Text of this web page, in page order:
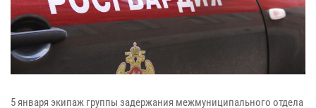
5 января экипаж группы задержания межмуниципального отдела